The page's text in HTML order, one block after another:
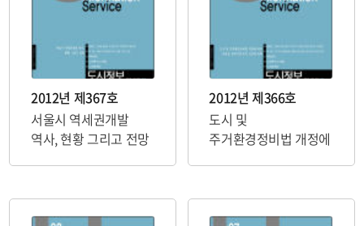
2012년 제367호
서울시 역세권개발
역사, 현황 그리고 전망
2012년 제366호
도시 및
주거환경정비법 개정에